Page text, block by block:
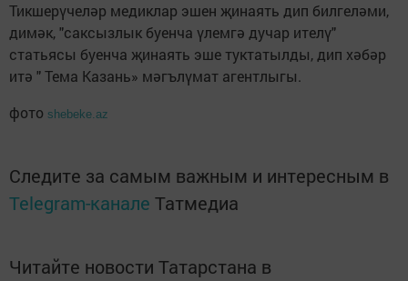
Тикшерүчеләр медиклар эшен җинаять дип билгеләми,
димәк, "саксызлык буенча үлемгә дучар ителү"
статьясы буенча җинаять эше туктатылды, дип хәбәр
итә " Тема Казань» мәгълүмат агентлыгы.
фото shebeke.az
Следите за самым важным и интересным в
Telegram-канале Татмедиа
Читайте новости Татарстана в